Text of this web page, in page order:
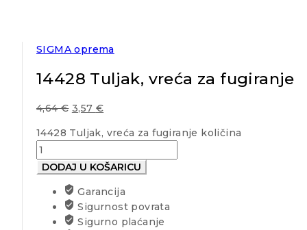
SIGMA oprema
14428 Tuljak, vreća za fugiranje
4,64€ 3,57 €
14428 Tuljak, vreća za fugiranje količina
DODAJ U KOŠARICU
Garancija
Sigurnost povrata
Sigurno plaćanje